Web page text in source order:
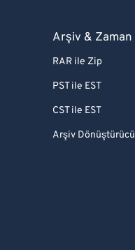
Arşiv & Zaman
RAR ile Zip
PST ile EST
CST ile EST
Arşiv Dönüştürücü